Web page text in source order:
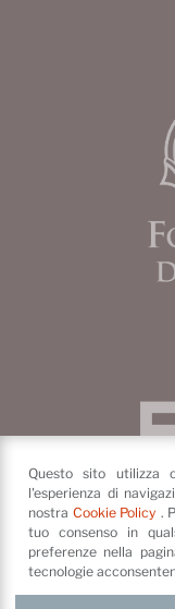
Questo sito utilizza
l'esperienza di
nostra Cookie Policy .
tuo consenso in
preferenze nella
tecnologie